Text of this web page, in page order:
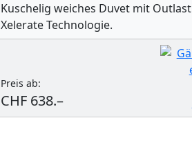
Kuschelig weiches Duvet mit Outlast
Xelerate Technologie.
Preis ab:
CHF 638.–